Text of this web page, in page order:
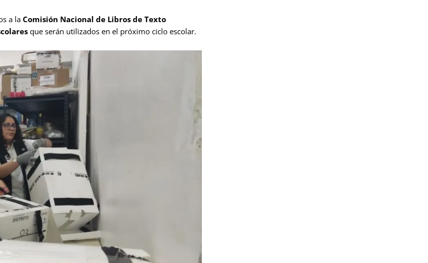
a la Comisión Nacional de Libros de Texto
que serán utilizados en el próximo ciclo escolar.